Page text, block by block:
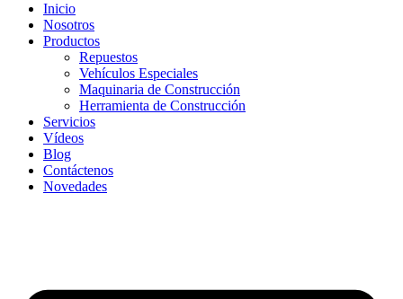
Inicio
Nosotros
Productos
Repuestos
Vehículos Especiales
Maquinaria de Construcción
Herramienta de Construcción
Servicios
Vídeos
Blog
Contáctenos
Novedades